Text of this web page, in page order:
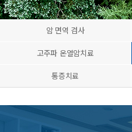
암 면역 검사
고주파 온열암치료
통증치료